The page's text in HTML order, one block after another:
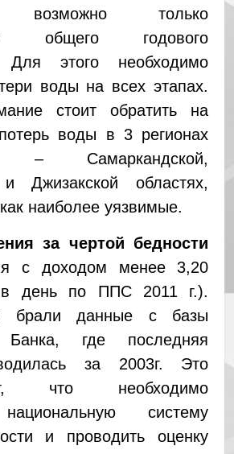
возможно только
общего годового
Для этого необходимо
воды на всех этапах.
стоит обратить на
воды в 3 регионах
– Самаркандской,
Джизакской областях,
наиболее уязвимые.
за чертой бедности
с доходом менее 3,20
день по ППС 2011 г.).
брали данные с базы
Банка, где последняя
за 2003г. Это
что необходимо
систему
и проводить оценку